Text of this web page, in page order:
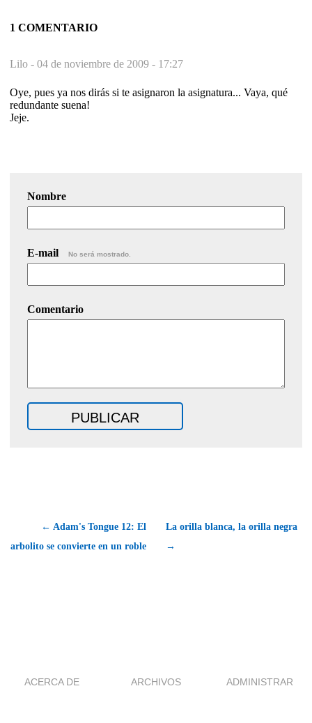
1 COMENTARIO
Lilo - 04 de noviembre de 2009 - 17:27
Oye, pues ya nos dirás si te asignaron la asignatura... Vaya, qué
redundante suena!
Jeje.
Nombre
E-mail No será mostrado.
Comentario
← Adam's Tongue 12: El
arbolito se convierte en un roble
La orilla blanca, la orilla negra
→
ACERCA DE ARCHIVOS ADMINISTRAR